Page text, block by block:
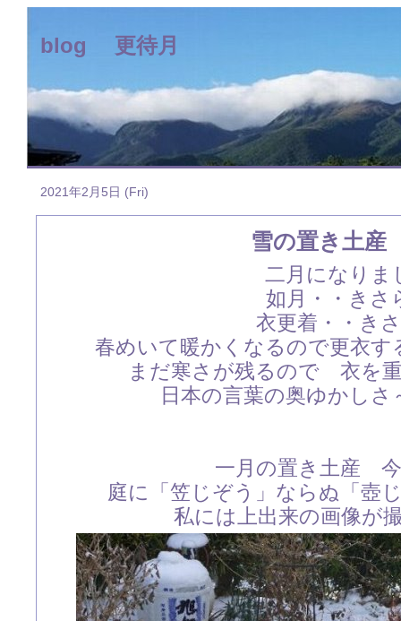
blog 更待月
2021年2月5日 (Fri)
雪の置き土産
二月になりま
如月・・きさ
衣更着・・き
春めいて暖かくなるので更衣
まだ寒さが残るので 衣を
日本の言葉の奥ゆかしさ
一月の置き土産
庭に「笠じぞう」ならぬ「壺
私には上出来の画像が